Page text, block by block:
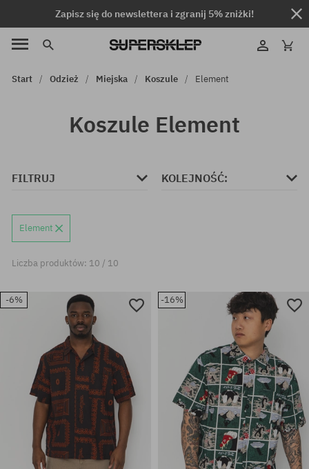
Zapisz się do newslettera i zgranij 5% zniżki!
Start Odzież Miejska Koszule Element
Koszule Element
FILTRUJ KOLEJNOŚĆ:
Element
Liczba produktów: 10 / 10
-6% -16%